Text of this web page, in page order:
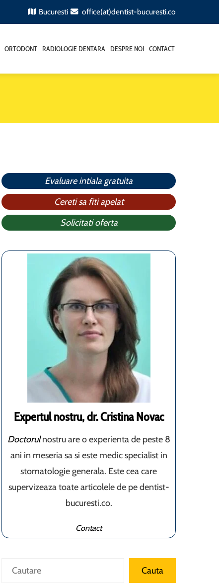
Bucuresti office(at)dentist-bucuresti.co
ORTODONT RADIOLOGIE DENTARA DESPRE NOI CONTACT
Evaluare intiala gratuita
Cereti sa fiti apelat
Solicitati oferta
Expertul nostru, dr. Cristina Novac
Doctorulnostru are o experienta de peste 8
ani in meseria sa si este medic specialist in
stomatologie generala. Este cea care
supervizeaza toate articolele de pe dentist-
bucuresti.co.
Contact
Caută Cauta